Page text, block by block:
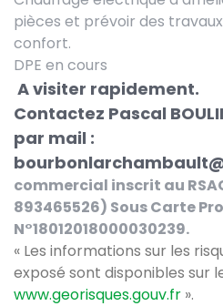
pièces et prévoir des
confort.
DPE en cours
A visiter rapidement.
Contactez Pascal
par mail :
commercial inscrit au
893465526) Sous Carte
N°18012018000030239.
« Les informations sur les
exposé sont disponibles sur
www.georisques.gouv.fr ».